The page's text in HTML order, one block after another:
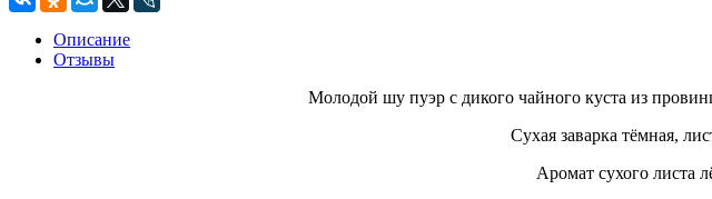
Описание
Отзывы
Молодой шу пуэр с дикого чайного куста из
Сухая заварка тёмная,
Аромат сухого листа